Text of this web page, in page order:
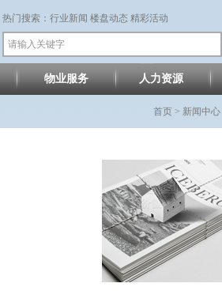
热门搜索： 行业新闻 楼盘动态 精彩活动
物业服务 人力资源
首页 > 新闻中心